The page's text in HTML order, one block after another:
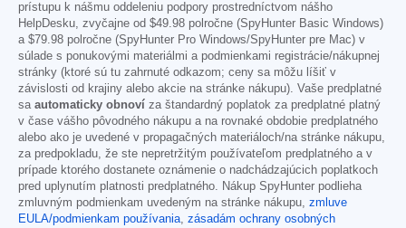
prístupu k nášmu oddeleniu podpory prostredníctvom nášho
HelpDesku, zvyčajne od $49.98 polročne (SpyHunter Basic Windows)
a $79.98 polročne (SpyHunter Pro Windows/SpyHunter pre Mac) v
súlade s ponukovými materiálmi a podmienkami registrácie/nákupnej
stránky (ktoré sú tu zahrnuté odkazom; ceny sa môžu líšiť v
závislosti od krajiny alebo akcie na stránke nákupu). Vaše predplatné
sa automaticky obnoví za štandardný poplatok za predplatné platný
v čase vášho pôvodného nákupu a na rovnaké obdobie predplatného
alebo ako je uvedené v propagačných materiáloch/na stránke nákupu,
za predpokladu, že ste nepretržitým používateľom predplatného a v
prípade ktorého dostanete oznámenie o nadchádzajúcich poplatkoch
pred uplynutím platnosti predplatného. Nákup SpyHunter podlieha
zmluvným podmienkam uvedeným na stránke nákupu, zmluve
EULA/podmienkam používania, zásadám ochrany osobných